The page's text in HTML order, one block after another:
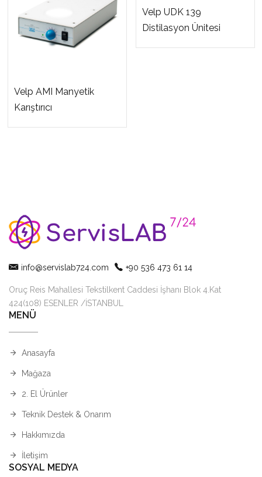
Velp AMI Manyetik
Karıştırıcı
Velp UDK 139
Distilasyon Ünitesi
info@servislab724.com +90 536 473 61 14
Oruç Reis Mahallesi Tekstilkent Caddesi İşhanı Blok 4.Kat
424(108) ESENLER /İSTANBUL
MENÜ
Anasayfa
Mağaza
2. El Ürünler
Teknik Destek & Onarım
Hakkımızda
İletişim
SOSYAL MEDYA